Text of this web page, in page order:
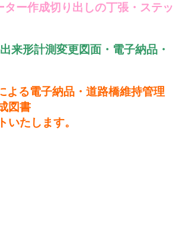
ー作成切り出しの丁張・ステッ
来形計測変更図面・電子納品・
よる電子納品・道路橋維持管理
図書
いたします。